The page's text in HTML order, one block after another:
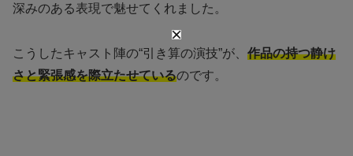
深みのある表現で魅せてくれました。
こうしたキャスト陣の“引き算の演技”が、 作品の持つ静け
さと緊張感を際立たせているのです。